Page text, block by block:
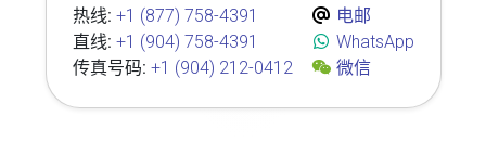
热线: +1 (877) 758-4391
直线: +1 (904) 758-4391
传真号码: +1 (904) 212-0412
电邮
WhatsApp
微信